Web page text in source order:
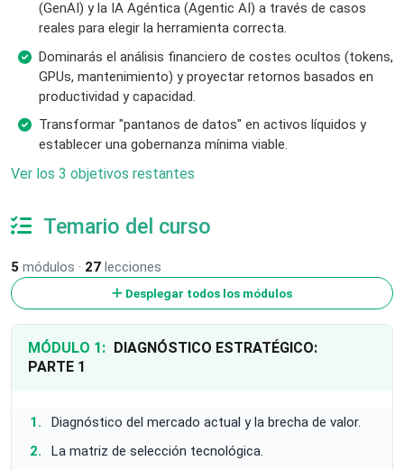
(GenAI) y la IA Agéntica (Agentic AI) a través de casos
reales para elegir la herramienta correcta.
Dominarás el análisis financiero de costes ocultos (tokens,
GPUs, mantenimiento) y proyectar retornos basados en
productividad y capacidad.
Transformar "pantanos de datos" en activos líquidos y
establecer una gobernanza mínima viable.
Ver los 3 objetivos restantes
Temario del curso
5 módulos · 27 lecciones
Desplegar todos los módulos
MÓDULO 1:
PARTE 1
Diagnóstico del mercado actual y la brecha de valor.
La matriz de selección tecnológica.